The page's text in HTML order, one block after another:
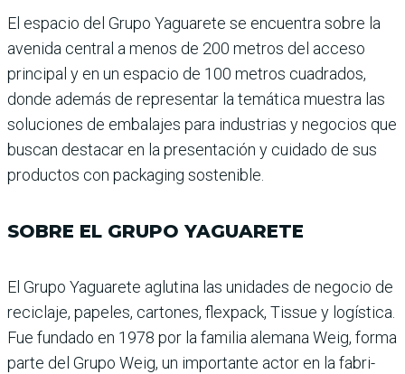
El espacio del Grupo Yagua­rete se encuentra sobre la
ave­nida central a menos de 200 metros del acceso
principal y en un espacio de 100 metros cuadrados,
donde además de representar la temática mues­tra las
soluciones de embalajes para industrias y negocios que
buscan destacar en la presen­tación y cuidado de sus
produc­tos con packaging sostenible.
SOBRE EL GRUPO YAGUARETE
El Grupo Yaguarete aglutina las unidades de negocio de
reciclaje, papeles, cartones, flexpack, Tissue y logística.
Fue fundado en 1978 por la familia alemana Weig, forma
parte del Grupo Weig, un importante actor en la fabri­